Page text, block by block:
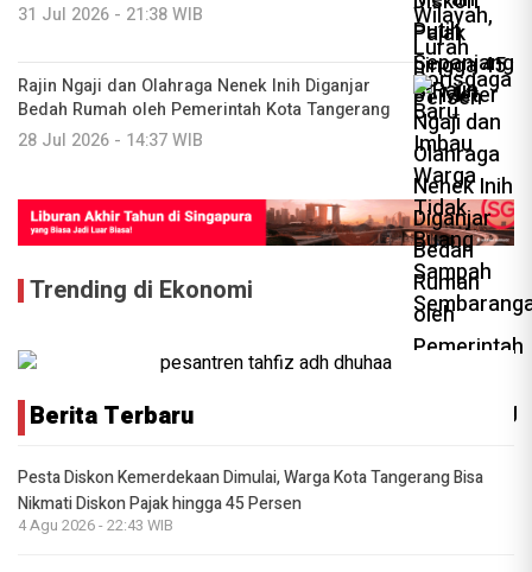
31 Jul 2026 - 21:38 WIB
Rajin Ngaji dan Olahraga Nenek Inih Diganjar
Bedah Rumah oleh Pemerintah Kota Tangerang
28 Jul 2026 - 14:37 WIB
Trending di Ekonomi
Berita Terbaru
Pesta Diskon Kemerdekaan Dimulai, Warga Kota Tangerang Bisa
Nikmati Diskon Pajak hingga 45 Persen
4 Agu 2026 - 22:43 WIB